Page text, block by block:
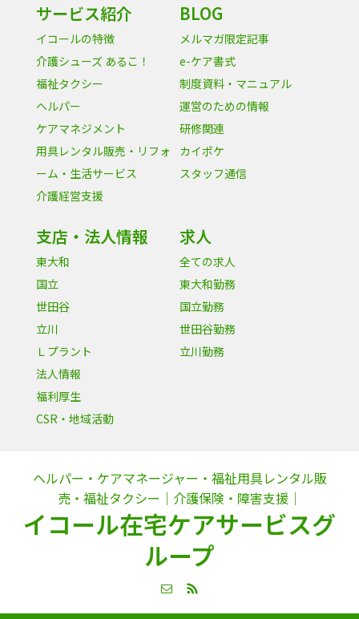
サービス紹介
イコールの特徴
介護シューズ あるこ！
福祉タクシー
ヘルパー
ケアマネジメント
用具レンタル販売・リフォ
ーム・生活サービス
介護経営支援
BLOG
メルマガ限定記事
e-ケア書式
制度資料・マニュアル
運営のための情報
研修関連
カイポケ
スタッフ通信
支店・法人情報
東大和
国立
世田谷
立川
Ｌプラント
法人情報
福利厚生
CSR・地域活動
求人
全ての求人
東大和勤務
国立勤務
世田谷勤務
立川勤務
ヘルパー・ケアマネージャー・福祉用具レンタル販
売・福祉タクシー｜介護保険・障害支援｜
イコール在宅ケアサービスグ
ループ